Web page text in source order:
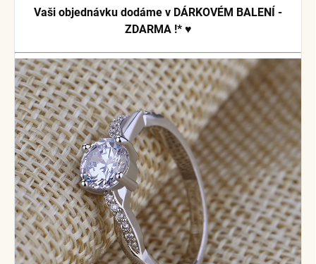
Vaši objednávku dodáme v DÁRKOVÉM BALENÍ -
ZDARMA !*♥